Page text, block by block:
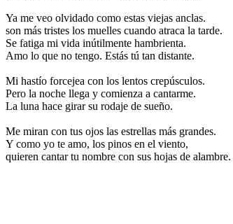
Ya me veo olvidado como estas viejas anclas.
son más tristes los muelles cuando atraca la tarde.
Se fatiga mi vida inútilmente hambrienta.
Amo lo que no tengo. Estás tú tan distante.
Mi hastío forcejea con los lentos crepúsculos.
Pero la noche llega y comienza a cantarme.
La luna hace girar su rodaje de sueño.
Me miran con tus ojos las estrellas más grandes.
Y como yo te amo, los pinos en el viento,
quieren cantar tu nombre con sus hojas de alambre.